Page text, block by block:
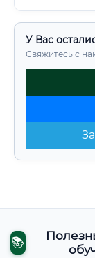
У Вас
Свяжитесь с
📚